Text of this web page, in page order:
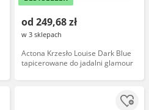
od 249,68 zł
w 3 sklepach
Actona Krzesło Louise Dark Blue
tapicerowane do jadalni glamour